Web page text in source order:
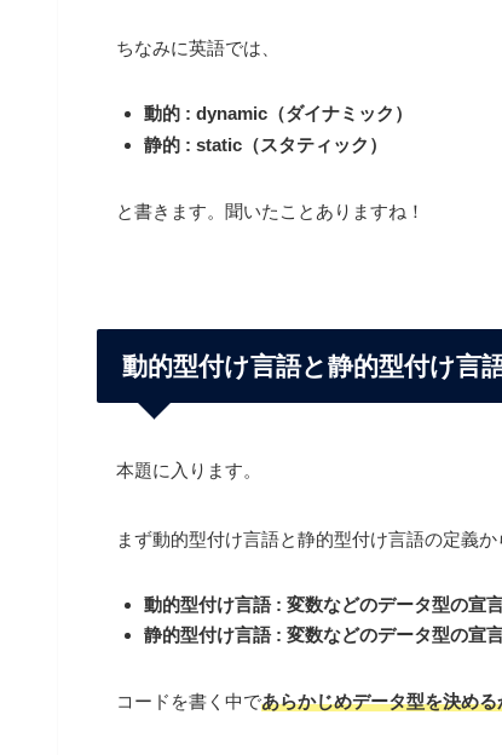
ちなみに英語では、
動的 : dynamic（ダイナミック）
静的 : static（スタティック）
と書きます。聞いたことありますね！
動的型付け言語と静的型付け言
本題に入ります。
まず動的型付け言語と静的型付け言語の定義か
動的型付け言語 : 変数などのデータ型の宣
静的型付け言語 : 変数などのデータ型の宣
コードを書く中であらかじめデータ型を決め